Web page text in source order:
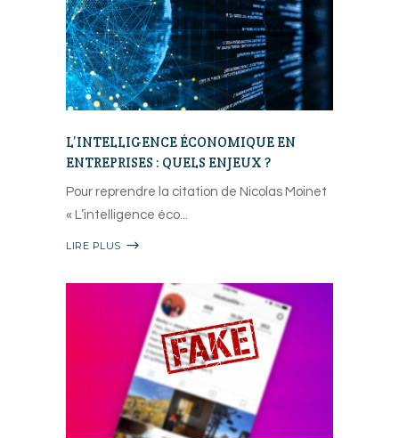
L’INTELLIGENCE ÉCONOMIQUE EN
ENTREPRISES : QUELS ENJEUX ?
Pour reprendre la citation de Nicolas Moinet
« L’intelligence éco
LIRE PLUS